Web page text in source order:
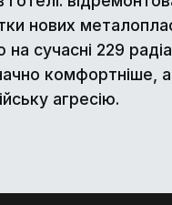
нових
на сучасні 229
комфортніше,
агресію.